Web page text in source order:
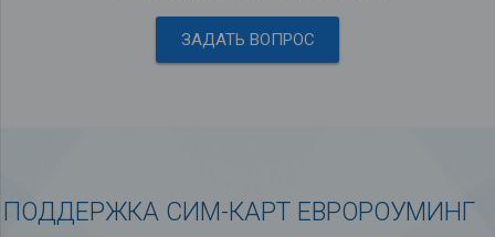
ЗАДАТЬ ВОПРОС
ПОДДЕРЖКА СИМ-КАРТ ЕВРОРОУМИНГ